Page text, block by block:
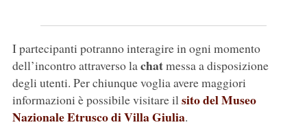
I partecipanti potranno interagire in ogni momento
dell’incontro attraverso lachatmessa a disposizione
degli utenti. Per chiunque voglia avere maggiori
informazioni è possibile visitare ilsito del Museo
Nazionale Etrusco di Villa Giulia.